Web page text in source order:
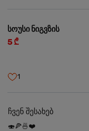
სოუსი ნიგვზის
5 ₾
1
ჩვენ შესახებ
🍣🍕🍜❤️